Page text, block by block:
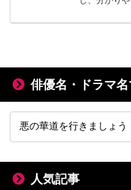
俳優名・ドラマ
人気記事